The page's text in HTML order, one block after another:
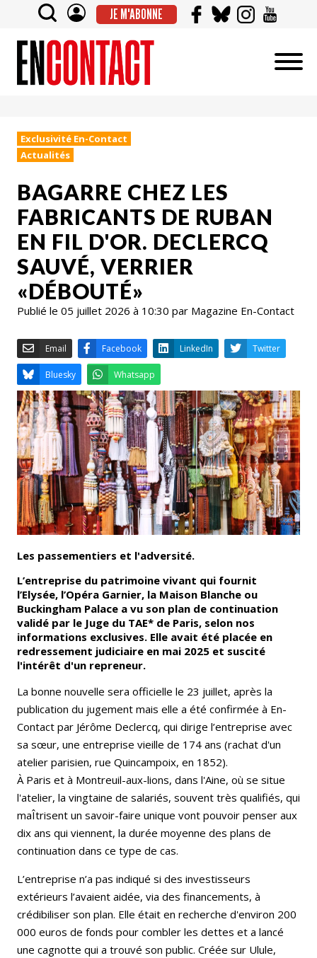
JE M'ABONNE
Exclusivité En-Contact
Actualités
BAGARRE CHEZ LES
FABRICANTS DE RUBAN
EN FIL D'OR. DECLERCQ
SAUVÉ, VERRIER
«DÉBOUTÉ»
Publié le 05 juillet 2026 à 10:30 par Magazine En-Contact
Email Facebook LinkedIn
Bluesky Whatsapp
Les passementiers et l'adversité.
L’entreprise du patrimoine vivant qui fournit
l’Elysée, l’Opéra Garnier, la Maison Blanche ou
Buckingham Palace a vu son plan de continuation
validé par le Juge du TAE* de Paris, selon nos
informations exclusives. Elle avait été placée en
redressement judiciaire en mai 2025 et suscité
l'intérêt d'un repreneur.
La bonne nouvelle sera officielle le 23 juillet, après la
publication du jugement mais elle a été confirmée à En-
Contact par Jérôme Declercq, qui dirige l’entreprise avec
sa sœur, une entreprise vieille de 174 ans (rachat d'un
atelier parisien, rue Quincampoix, en 1852).
À Paris et à Montreuil-aux-lions, dans l'Aine, où se situe
l'atelier, la vingtaine de salariés, souvent très qualifiés, qui
maÎtrisent un savoir-faire unique vont pouvoir penser aux
dix ans qui viennent, la durée moyenne des plans de
continuation dans ce type de cas.
L’entreprise n’a pas indiqué si des investisseurs
extérieurs l’avaient aidée, via des financements, à
crédibiliser son plan. Elle était en recherche d'environ 200
000 euros de fonds pour combler les dettes et a lancé
une cagnotte qui a trouvé son public. Créée sur Ulule,